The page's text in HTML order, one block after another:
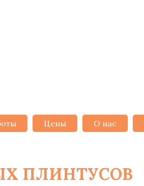
Цены О нас
ПЛИНТУСОВ